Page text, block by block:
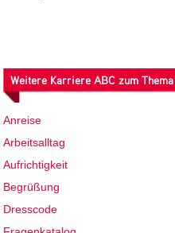
Weitere Karriere ABC zum
Anreise
Arbeitsalltag
Aufrichtigkeit
Begrüßung
Dresscode